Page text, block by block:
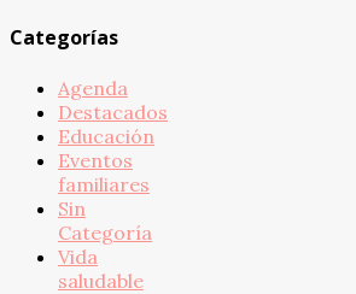
Categorías
Agenda
Destacados
Educación
Eventos
familiares
Sin
Categoría
Vida
saludable